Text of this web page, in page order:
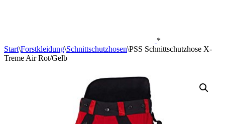
*
Start\Forstkleidung\Schnittschutzhosen\PSS Schnittschutzhose X-
Treme Air Rot/Gelb